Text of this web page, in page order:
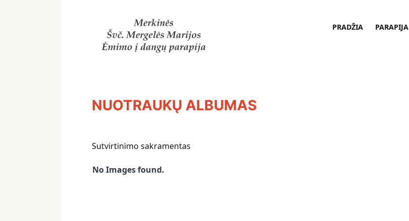
PRADŽIA PARAPIJA
NUOTRAUKŲ ALBUMAS
Sutvirtinimo sakramentas
No Images found.